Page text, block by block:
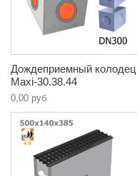
Дождеприемный колодец
Maxi-30.38.44
0,00 руб